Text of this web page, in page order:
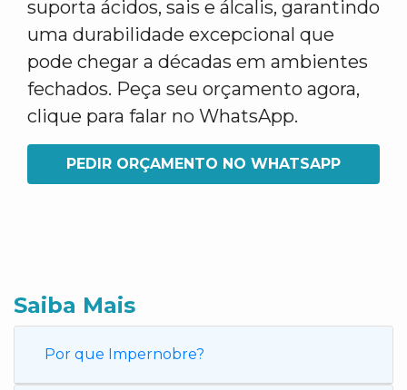
suporta ácidos, sais e álcalis, garantindo
uma durabilidade excepcional que
pode chegar a décadas em ambientes
fechados. Peça seu orçamento agora,
clique para falar no WhatsApp.
PEDIR ORÇAMENTO NO WHATSAPP
Saiba Mais
Por que Impernobre?